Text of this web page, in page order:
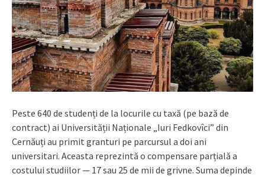
Peste 640 de studenți de la locurile cu taxă (pe bază de
contract) ai Universității Naționale „Iuri Fedkovîci” din
Cernăuți au primit granturi pe parcursul a doi ani
universitari. Aceasta reprezintă o compensare parțială a
costului studiilor — 17 sau 25 de mii de grivne. Suma depinde